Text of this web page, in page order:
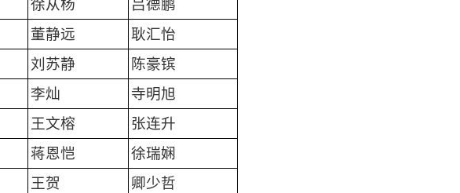
徐从杨
吕德鹏
董静远
耿汇怡
刘苏静
陈豪镔
李灿
寺明旭
王文榕
张连升
蒋恩恺
徐瑞娴
王贺
卿少哲